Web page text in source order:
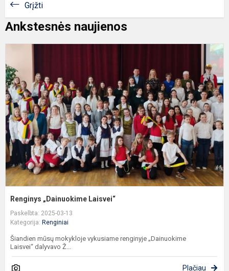
Grįžti
Ankstesnės naujienos
Renginys „Dainuokime Laisvei“
Paskelbta: 2025-03-13
Kategorija: Renginiai
Šiandien mūsų mokykloje vykusiame renginyje „Dainuokime
Laisvei“ dalyvavo Ž...
Plačiau